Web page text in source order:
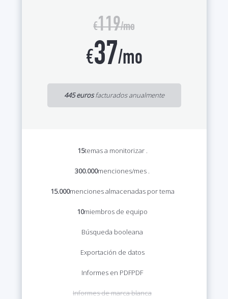
€119/mo
€37/mo
445 eurosfacturados anualmente
15temas a monitorizar .
300.000menciones/mes .
15.000menciones almacenadas por tema
10miembros de equipo
Búsqueda booleana
Exportación de datos
Informes en PDFPDF
Informes de marca blanca